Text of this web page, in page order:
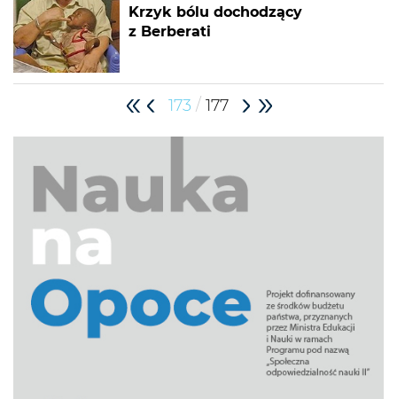
Krzyk bólu dochodzący
z Berberati
173 / 177